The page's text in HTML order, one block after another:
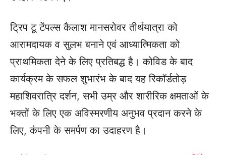
ट्रिप टू टेंपल्स कैलाश मानसरोवर तीर्थयात्रा को
आरामदायक व सुलभ बनाने एवं आध्यात्मिकता को
प्राथमिकता देने के लिए प्रतिबद्ध है। कोविड के बाद
कार्यक्रम के सफल शुभारंभ के बाद यह रिकॉर्डतोड़
महाशिवरात्रि दर्शन, सभी उम्र और शारीरिक क्षमताओं के
भक्तों के लिए एक अविस्मरणीय अनुभव प्रदान करने के
लिए, कंपनी के समर्पण का उदाहरण है।